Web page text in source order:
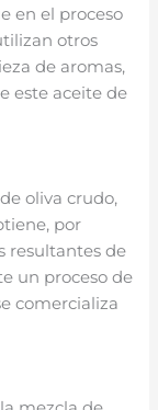
en el proceso
otros
de aromas,
este aceite de
oliva crudo,
por
resultantes de
un proceso de
comercializa